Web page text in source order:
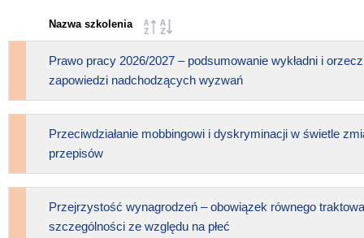
Nazwa szkolenia
Prawo pracy 2026/2027 – podsumowanie wykładni i
zapowiedzi nadchodzących wyzwań
Przeciwdziałanie mobbingowi i dyskryminacji w świetle
przepisów
Przejrzystość wynagrodzeń – obowiązek równego
szczególności ze względu na płeć